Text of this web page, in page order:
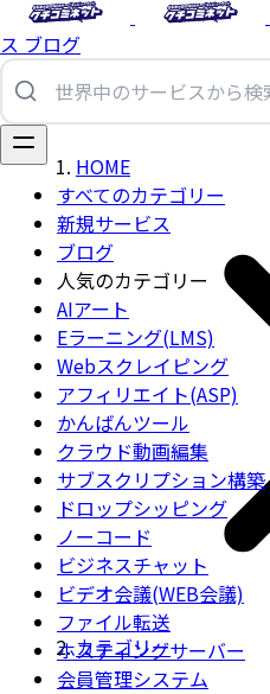
ス ブログ
すべてのカテゴリー
新規サービス
ブログ
人気のカテゴリー
AIアート
Eラーニング(LMS)
Webスクレイピング
アフィリエイト(ASP)
かんばんツール
クラウド動画編集
サブスクリプション構築
ドロップシッピング
ノーコード
ビジネスチャット
ビデオ会議(WEB会議)
ファイル転送
ホスティングサーバー
会員管理システム
HOME
カテゴリー